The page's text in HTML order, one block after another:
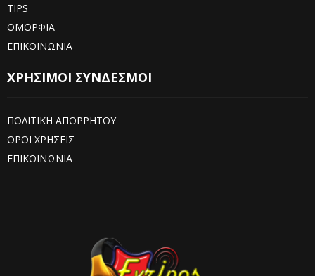
TIPS
ΟΜΟΡΦΙΑ
ΕΠΙΚΟΙΝΩΝΙΑ
ΧΡΗΣΙΜΟΙ ΣΥΝΔΕΣΜΟΙ
ΠΟΛΙΤΙΚΗ ΑΠΟΡΡΗΤΟΥ
ΟΡΟΙ ΧΡΗΣΕΙΣ
ΕΠΙΚΟΙΝΩΝΙΑ